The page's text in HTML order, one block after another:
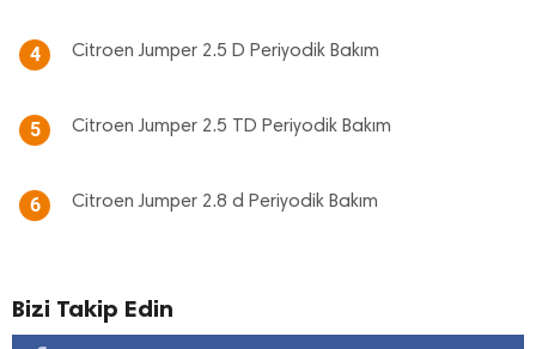
4 Citroen Jumper 2.5 D Periyodik Bakım
5 Citroen Jumper 2.5 TD Periyodik Bakım
6 Citroen Jumper 2.8 d Periyodik Bakım
Bizi Takip Edin